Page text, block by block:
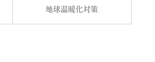
地球温暖化対策